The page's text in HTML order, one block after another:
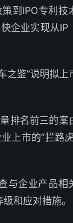
到IPO专利技
企业实现从IP
之鉴”说明拟上
排名前三的案
上市的“拦路
与企业产品相
和应对措施。